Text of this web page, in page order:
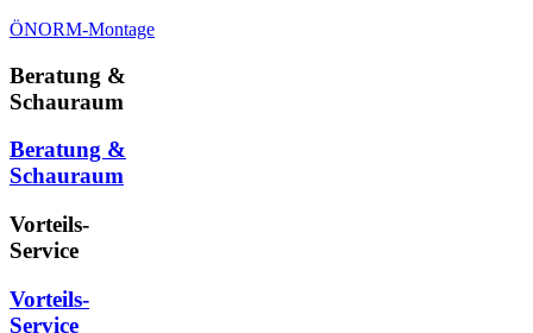
ÖNORM-Montage
Beratung &
Schauraum
Beratung &
Schauraum
Vorteils-
Service
Vorteils-
Service